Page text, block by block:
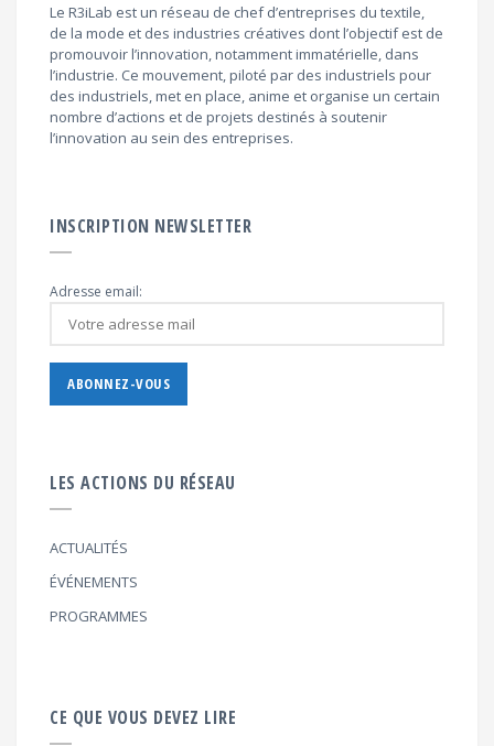
Le R3iLab est un réseau de chef d’entreprises du textile,
de la mode et des industries créatives dont l’objectif est de
promouvoir l’innovation, notamment immatérielle, dans
l’industrie. Ce mouvement, piloté par des industriels pour
des industriels, met en place, anime et organise un certain
nombre d’actions et de projets destinés à soutenir
l’innovation au sein des entreprises.
INSCRIPTION NEWSLETTER
Adresse email:
LES ACTIONS DU RÉSEAU
ACTUALITÉS
ÉVÉNEMENTS
PROGRAMMES
CE QUE VOUS DEVEZ LIRE